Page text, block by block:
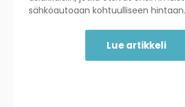
sähköautoaan kohtuulliseen
Lue artikkeli